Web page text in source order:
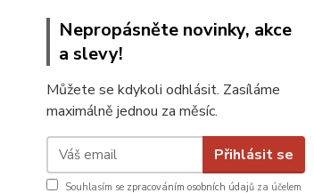
Nepropásněte novinky, akce
a slevy!
Můžete se kdykoli odhlásit. Zasíláme
maximálně jednou za měsíc.
Přihlásit se
Souhlasím se zpracováním osobních údajů za účelem